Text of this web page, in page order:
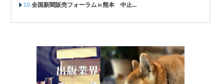
全国新聞販売フォーラム㏌熊本 中止...